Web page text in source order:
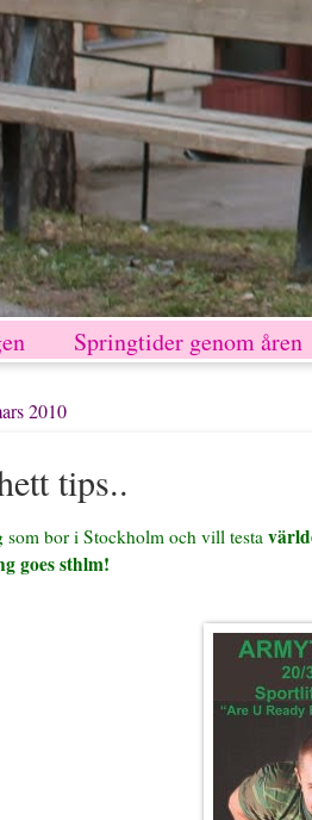
Springtider genom åren
2010
tips..
som bor i Stockholm och vill testa
goes sthlm!